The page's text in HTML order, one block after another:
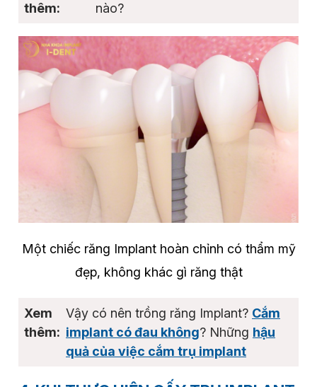
nào?
Một chiếc răng Implant hoàn chỉnh có thẩm mỹ
đẹp, không khác gì răng thật
Vậy có nên trồng răng Implant? Cắm
implant có đau không? Những hậu
quả của việc cắm trụ implant